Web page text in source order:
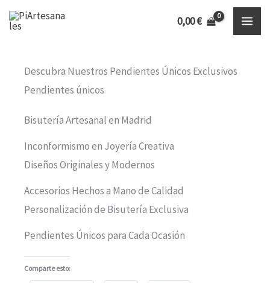
0,00€
Inicio Colecciones Exclusivas Pendientes Únicos
Descubra Nuestros Pendientes Únicos Exclusivos
Pendientes únicos
Bisutería Artesanal en Madrid
Inconformismo en Joyería Creativa
Diseños Originales y Modernos
Accesorios Hechos a Mano de Calidad
Personalización de Bisutería Exclusiva
Pendientes Únicos para Cada Ocasión
Comparte esto: